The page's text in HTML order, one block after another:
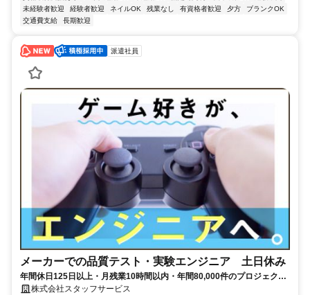
未経験者歓迎
経験者歓迎 ネイルOK 残業なし 有資格者歓迎 夕方
ブランクOK
交通費支給
長期歓迎
派遣社員
メーカーでの品質テスト・実験エンジニア 土日休み
年間休日125日以上・月残業10時間以内・年間80,000件のプロジェクト
（2023年度実績）
株式会社スタッフサービス